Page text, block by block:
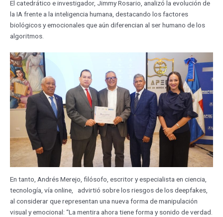
El catedrático e investigador, Jimmy Rosario, analizó la evolución de
la IA frente a la inteligencia humana, destacando los factores
biológicos y emocionales que aún diferencian al ser humano de los
algoritmos.
En tanto, Andrés Merejo, filósofo, escritor y especialista en ciencia,
tecnología, vía online, advirtió sobre los riesgos de los deepfakes,
al considerar que representan una nueva forma de manipulación
visual y emocional: “La mentira ahora tiene forma y sonido de verdad.